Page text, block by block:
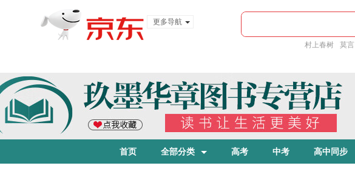
更多导航
村上春树 莫言
首页 全部分类 高考 中考 高中同步